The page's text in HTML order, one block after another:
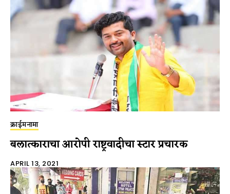
क्राईमनामा
बलात्काराचा आरोपी राष्ट्रवादीचा स्टार प्रचारक
APRIL 13, 2021